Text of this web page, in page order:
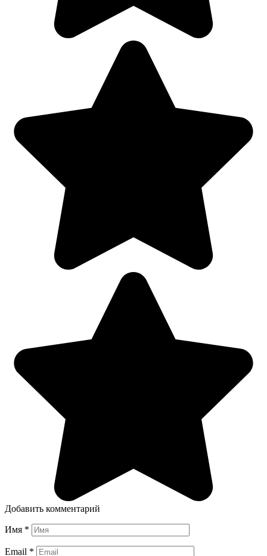
Добавить комментарий
Имя *
Email *